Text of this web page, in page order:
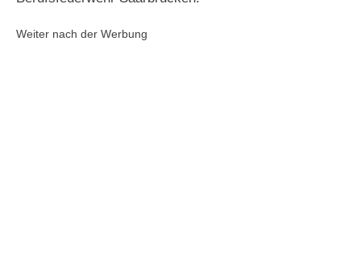
Weiter nach der Werbung